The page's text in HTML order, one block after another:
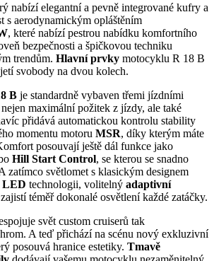
nabízí elegantní a pevně integrované kufry a
s aerodynamickým opláštěním
, které nabízí pestrou nabídku komfortního
bezpečnosti a špičkovou techniku
trendům. Hlavní prvky motocyklu R 18 B
svobody na dvou kolech.
B je standardně vybaven třemi jízdními
maximální požitek z jízdy, ale také
přidává automatickou kontrolu stability
momentu motoru MSR, díky kterým máte
posouvají ještě dál funkce jako
Hill Start Control, se kterou se snadno
zatímco světlomet s klasickým designem
LED technologii, volitelný adaptivní
téměř dokonalé osvětlení každé zatáčky.
svět custom cruiserů tak
A teď přichází na scénu nový exkluzivní
posouvá hranice estetiky. Tmavě